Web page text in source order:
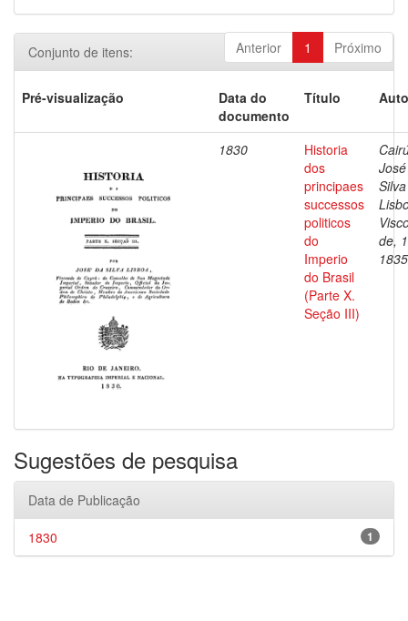
Anterior 1 Próximo
Conjunto de itens:
Pré-visualização
Data do
documento
Título
1830
Historia
dos
principaes
successos
politicos
do
Imperio
do Brasil
(Parte X.
Seção III)
Silva
de,
1835
Sugestões de pesquisa
Data de Publicação
1
1830